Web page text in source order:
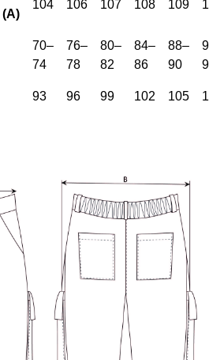
(А)
104 106 107 108 109
70–
74
76–
78
80–
82
84–
86
88–
90
93 96 99 102 105